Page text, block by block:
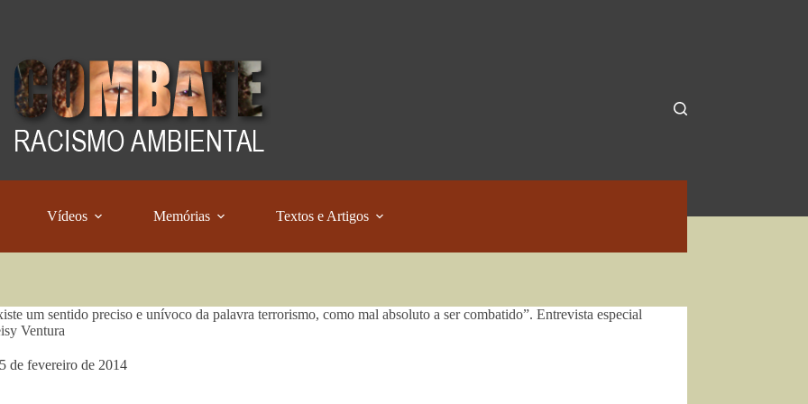
Vídeos Memórias Textos e Artigos
um sentido preciso e unívoco da palavra terrorismo, como mal absoluto a ser combatido”. Entrevista especial
Ventura
de fevereiro de 2014